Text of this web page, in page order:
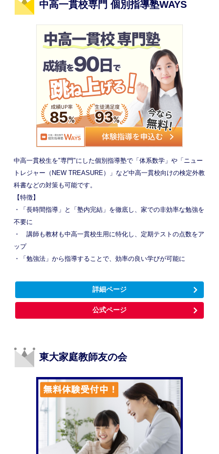
中高一貫校専門 個別指導塾WAYS
中高一貫校生を"専門"にした個別指導塾で「体系数学」や「ニュー
トレジャー（NEW TREASURE）」など中高一貫校向けの検定外教
科書などの対策も可能です。
【特徴】
・「長時間指導」と「塾内完結」を徹底し、家での非効率な勉強を
不要に
・ 講師も教材も中高一貫校生用に特化し、定期テストの点数をア
ップ
・「勉強法」から指導することで、効率の良い学びが可能に
詳細ページ
公式ページ
東大家庭教師友の会